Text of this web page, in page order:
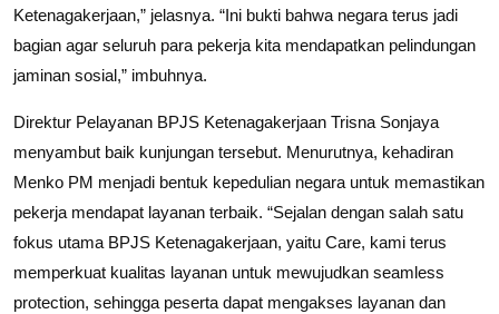
Ketenagakerjaan,” jelasnya. “Ini bukti bahwa negara terus jadi
bagian agar seluruh para pekerja kita mendapatkan pelindungan
jaminan sosial,” imbuhnya.
Direktur Pelayanan BPJS Ketenagakerjaan Trisna Sonjaya
menyambut baik kunjungan tersebut. Menurutnya, kehadiran
Menko PM menjadi bentuk kepedulian negara untuk memastikan
pekerja mendapat layanan terbaik. “Sejalan dengan salah satu
fokus utama BPJS Ketenagakerjaan, yaitu Care, kami terus
memperkuat kualitas layanan untuk mewujudkan seamless
protection, sehingga peserta dapat mengakses layanan dan